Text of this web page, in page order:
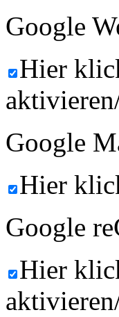
Google
Hier
Google
Hier
Google
Hier